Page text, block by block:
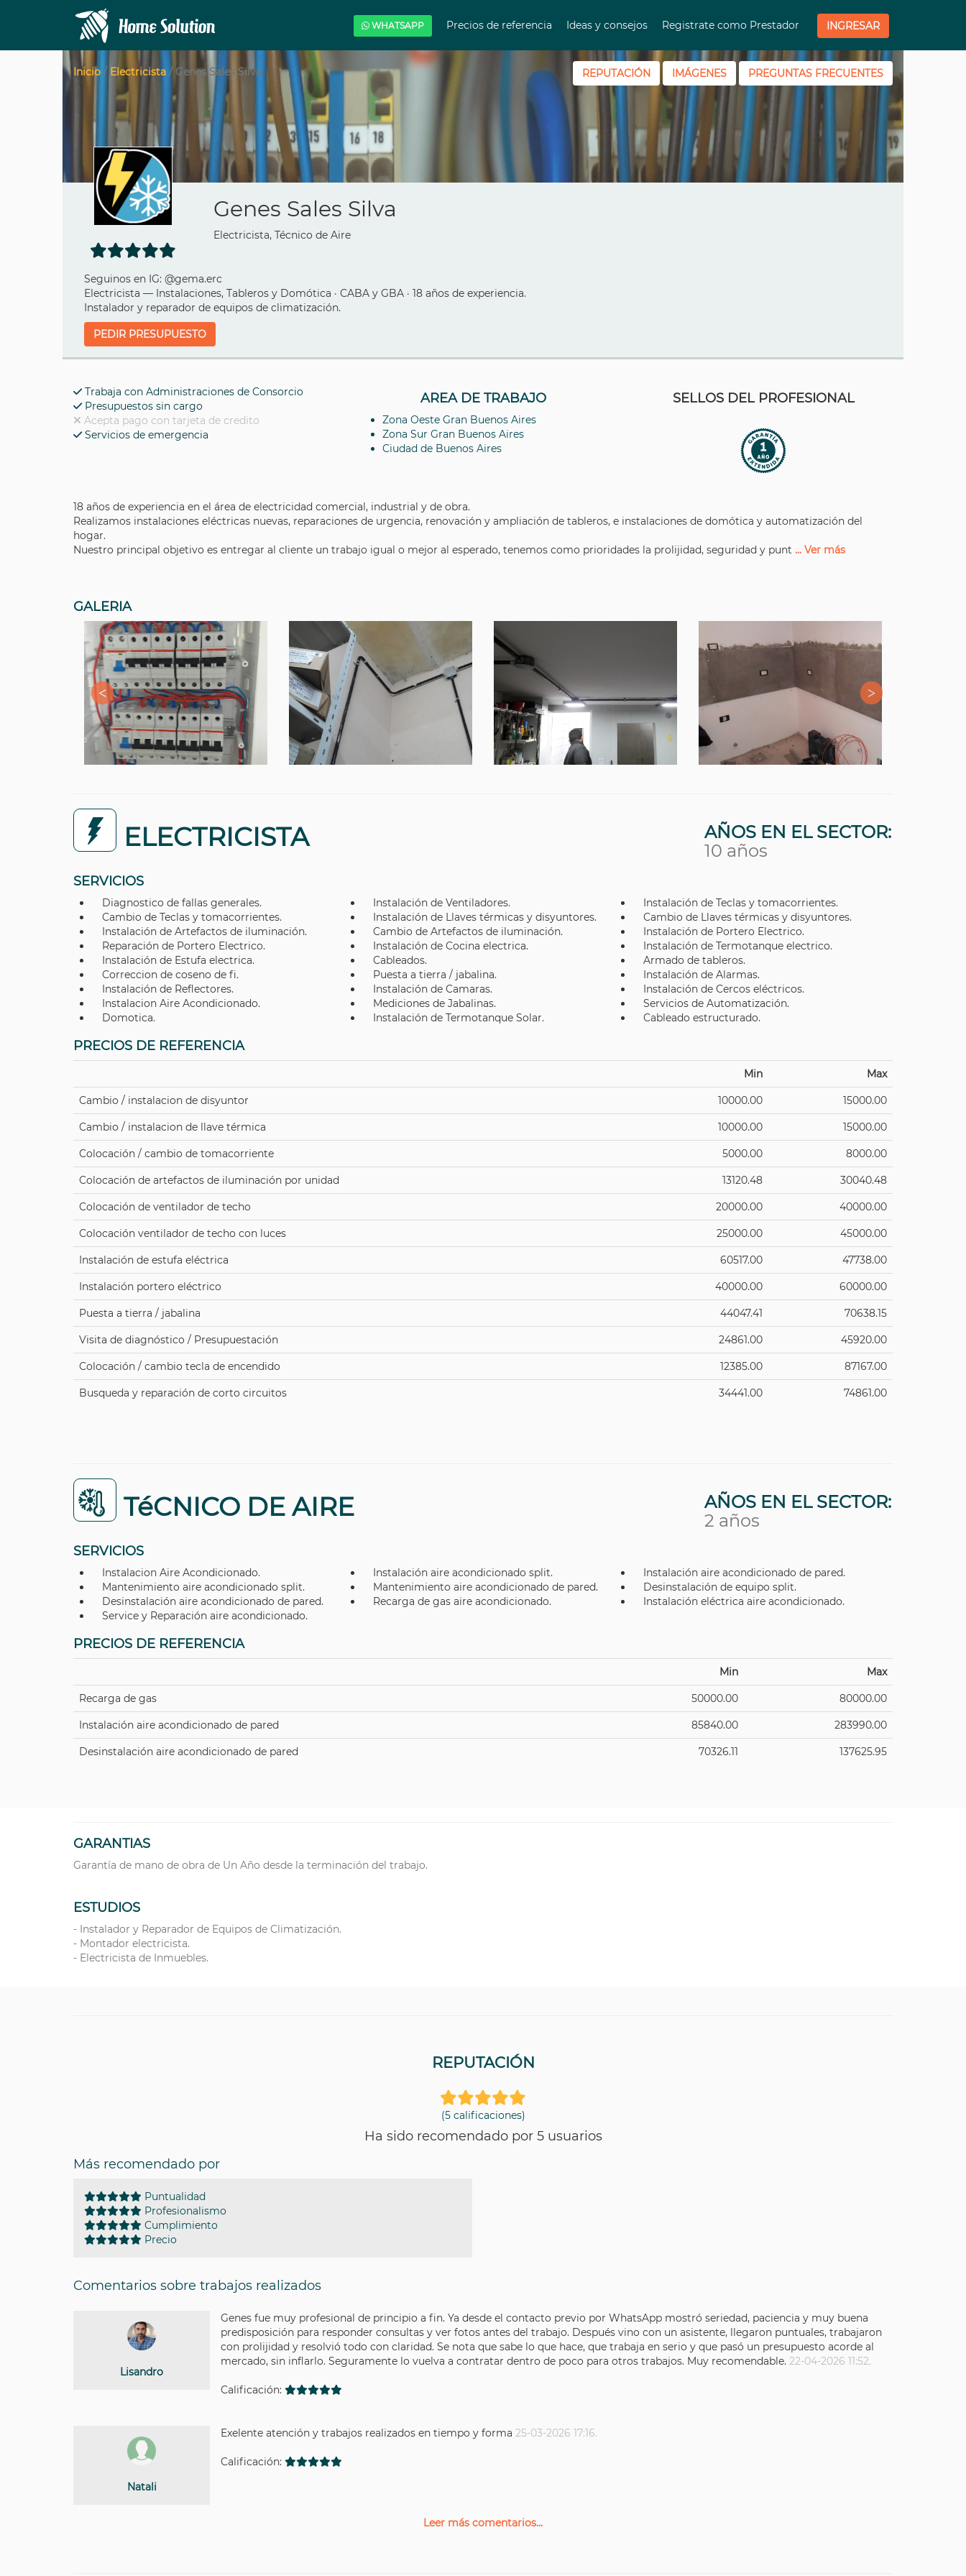
WHATSAPP Precios de referencia Ideas y consejos Registrate como Prestador INGRESAR
Inicio / Electricista / Genes Sales Silva REPUTACIÓN IMÁGENES PREGUNTAS FRECUENTES
Genes Sales Silva
Electricista, Técnico de Aire
Seguinos en IG: @gema.erc
Electricista — Instalaciones, Tableros y Domótica · CABA y GBA · 18 años de experiencia.
Instalador y reparador de equipos de climatización.
PEDIR PRESUPUESTO
Trabaja con Administraciones de Consorcio
Presupuestos sin cargo
Acepta pago con tarjeta de credito
Servicios de emergencia
AREA DE TRABAJO
Zona Oeste Gran Buenos Aires
Zona Sur Gran Buenos Aires
Ciudad de Buenos Aires
SELLOS DEL PROFESIONAL
18 años de experiencia en el área de electricidad comercial, industrial y de obra.
Realizamos instalaciones eléctricas nuevas, reparaciones de urgencia, renovación y ampliación de tableros, e instalaciones de domótica y automatización del
hogar.
Nuestro principal objetivo es entregar al cliente un trabajo igual o mejor al esperado, tenemos como prioridades la prolijidad, seguridad y punt ... Ver más
GALERIA
ELECTRICISTA
AÑOS EN EL SECTOR:
10 años
SERVICIOS
Diagnostico de fallas generales. Instalación de Ventiladores.
Instalación de Teclas y tomacorrientes.
Cambio de Teclas y tomacorrientes.
Instalación de Llaves térmicas y disyuntores.
Cambio de Llaves térmicas y disyuntores.
Instalación de Artefactos de iluminación.
Cambio de Artefactos de iluminación.
Instalación de Portero Electrico.
Reparación de Portero Electrico.
Instalación de Cocina electrica.
Instalación de Termotanque electrico.
Instalación de Estufa electrica.
Cableados.
Armado de tableros.
Correccion de coseno de fi.
Puesta a tierra / jabalina.
Instalación de Alarmas.
Instalación de Reflectores.
Instalación de Camaras.
Instalación de Cercos eléctricos.
Instalacion Aire Acondicionado.
Mediciones de Jabalinas.
Servicios de Automatización.
Domotica.
Instalación de Termotanque Solar. Cableado estructurado.
PRECIOS DE REFERENCIA
Min Max
Cambio / instalacion de disyuntor 10000.00 15000.00
Cambio / instalacion de llave térmica 10000.00 15000.00
Colocación / cambio de tomacorriente 5000.00 8000.00
Colocación de artefactos de iluminación por unidad 13120.48 30040.48
Colocación de ventilador de techo 20000.00 40000.00
Colocación ventilador de techo con luces 25000.00 45000.00
Instalación de estufa eléctrica 60517.00 47738.00
Instalación portero eléctrico 40000.00 60000.00
Puesta a tierra / jabalina 44047.41 70638.15
Visita de diagnóstico / Presupuestación 24861.00 45920.00
Colocación / cambio tecla de encendido 12385.00 87167.00
Busqueda y reparación de corto circuitos 34441.00 74861.00
TéCNICO DE AIRE
AÑOS EN EL SECTOR:
2 años
SERVICIOS
Instalacion Aire Acondicionado. Instalación aire acondicionado split.
Instalación aire acondicionado de pared.
Mantenimiento aire acondicionado split.
Mantenimiento aire acondicionado de pared.
Desinstalación de equipo split.
Desinstalación aire acondicionado de pared.
Recarga de gas aire acondicionado.
Instalación eléctrica aire acondicionado.
Service y Reparación aire acondicionado.
PRECIOS DE REFERENCIA
Min Max
Recarga de gas 50000.00 80000.00
Instalación aire acondicionado de pared 85840.00 283990.00
Desinstalación aire acondicionado de pared 70326.11 137625.95
GARANTIAS
Garantía de mano de obra de Un Año desde la terminación del trabajo.
ESTUDIOS
- Instalador y Reparador de Equipos de Climatización.
- Montador electricista.
- Electricista de Inmuebles.
REPUTACIÓN
(5 calificaciones)
Ha sido recomendado por 5 usuarios
Más recomendado por
Puntualidad
Profesionalismo
Cumplimiento
Precio
Comentarios sobre trabajos realizados
Lisandro
Genes fue muy profesional de principio a fin. Ya desde el contacto previo por WhatsApp mostró seriedad, paciencia y muy buena
predisposición para responder consultas y ver fotos antes del trabajo. Después vino con un asistente, llegaron puntuales, trabajaron
con prolijidad y resolvió todo con claridad. Se nota que sabe lo que hace, que trabaja en serio y que pasó un presupuesto acorde al
mercado, sin inflarlo. Seguramente lo vuelva a contratar dentro de poco para otros trabajos. Muy recomendable. 22-04-2026 11:52.
Calificación:
Natali
Exelente atención y trabajos realizados en tiempo y forma 25-03-2026 17:16.
Calificación:
Leer más comentarios...